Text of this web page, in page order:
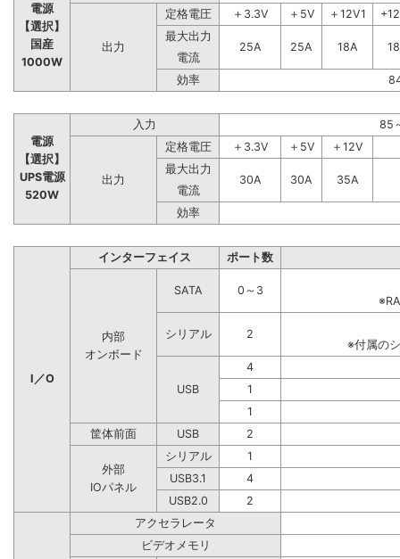
電源
【選択】
国産
1000W
出力
定格電圧 ＋3.3V ＋5V ＋12V1
最大出力
25A
25A 18A
電流
効率
電源
【選択】
UPS電源
520W
入力 85
出力
定格電圧 ＋3.3V ＋5V
＋12V
最大出力
30A
30A
35A
電流
効率
I／O
インターフェイス ポート数
内部
オンボード
SATA
0～3
シリアル
2
※付属の
USB
4
1
1
筐体前面
USB 2
外部
IOパネル
シリアル
1
USB3.1
4
USB2.0
2
アクセラレータ
ビデオメモリ